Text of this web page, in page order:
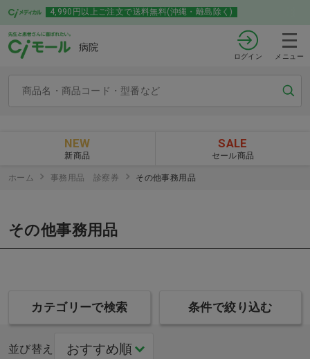
4,990円以上ご注文で送料無料(沖縄・離島除く)
病院
ログイン メニュー
NEW
新商品
SALE
セール商品
ホーム 事務用品 診察券 その他事務用品
その他事務用品
カテゴリーで検索 条件で絞り込む
並び替え